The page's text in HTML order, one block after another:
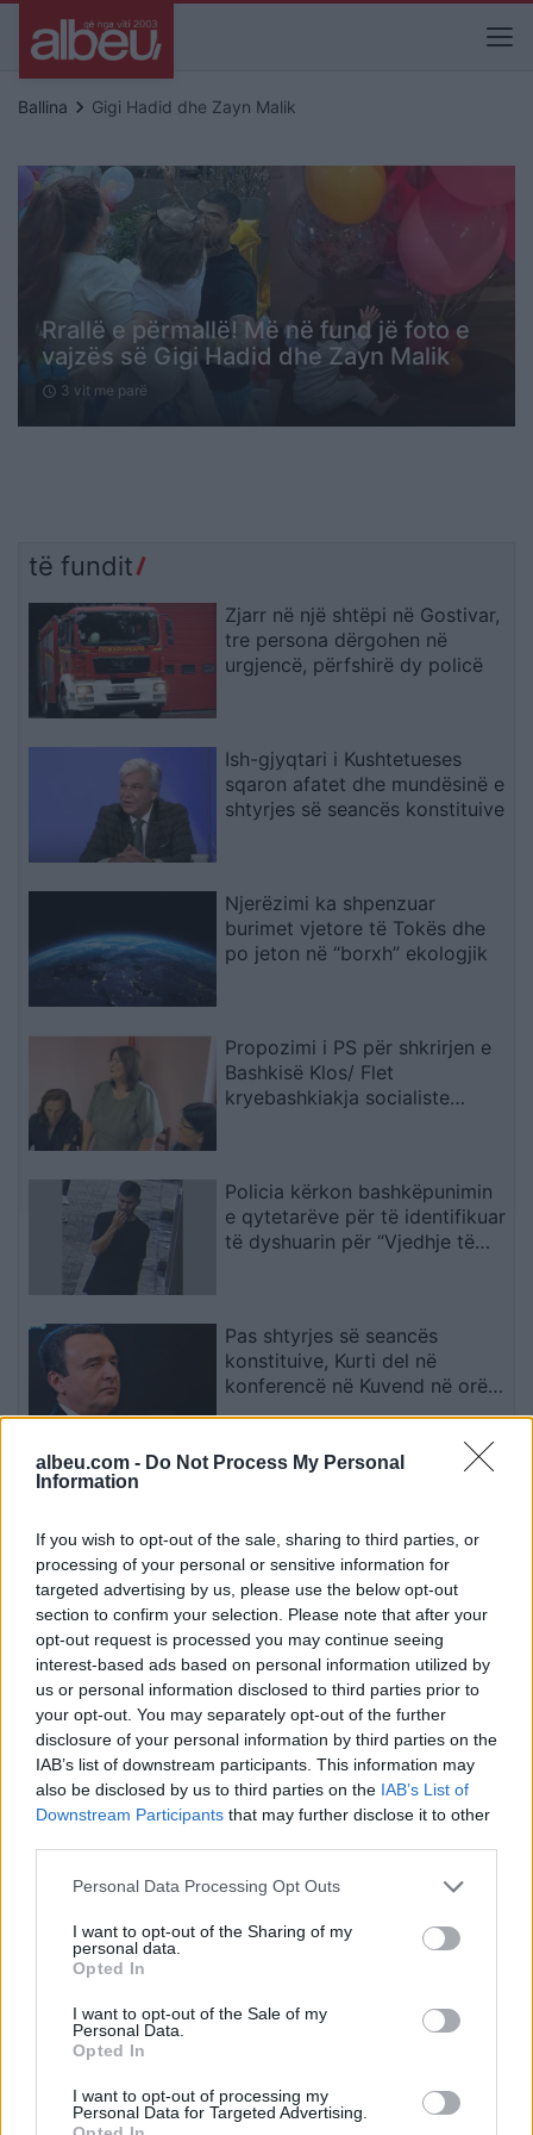
albeu.com - Do Not Process My Personal
Information
If you wish to opt-out of the sale, sharing to third parties, or
processing of your personal or sensitive information for
targeted advertising by us, please use the below opt-out
section to confirm your selection. Please note that after your
opt-out request is processed you may continue seeing
interest-based ads based on personal information utilized by
us or personal information disclosed to third parties prior to
your opt-out. You may separately opt-out of the further
disclosure of your personal information by third parties on the
IAB’s list of downstream participants. This information may
also be disclosed by us to third parties on the IAB’s List of
Downstream Participants that may further disclose it to other
Personal Data Processing Opt Outs
I want to opt-out of the Sharing of my
personal data.
Opted In
I want to opt-out of the Sale of my
Personal Data.
Opted In
I want to opt-out of processing my
Personal Data for Targeted Advertising.
Ballina keyboard_arrow_right Gigi Hadid dhe Zayn Malik
Rrallë e përmallë! Më në fund jë foto e
vajzës së Gigi Hadid dhe Zayn Malik
schedule 3 vit me parë
të fundit
Zjarr në një shtëpi në Gostivar,
tre persona dërgohen në
urgjencë, përfshirë dy policë
Ish-gjyqtari i Kushtetueses
sqaron afatet dhe mundësinë e
shtyrjes së seancës konstituive
Njerëzimi ka shpenzuar
burimet vjetore të Tokës dhe
po jeton në “borxh” ekologjik
Propozimi i PS për shkrirjen e
Bashkisë Klos/ Flet
kryebashkiakja socialiste
janë kundër, unë jam me ta
(VIDEO)
Policia kërkon bashkëpunimin
e qytetarëve për të identifikuar
të dyshuarin për “Vjedhje të
Pas shtyrjes së seancës
konstituive, Kurti del në
konferencë në Kuvend në orën
12:30
Verë dhe Portokalle” mbërrin
shijojnë humorin e trupës
Esim for Global
Esim for USA Esim for Italy
for Turkey|Esim for Germany|Esim for Greece|